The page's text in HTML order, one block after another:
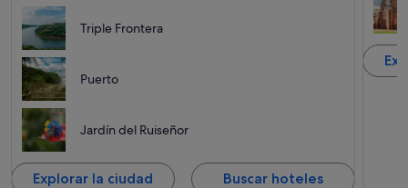
Triple Frontera
Puerto
Jardín del Ruiseñor
Explorar la ciudad Buscar hoteles